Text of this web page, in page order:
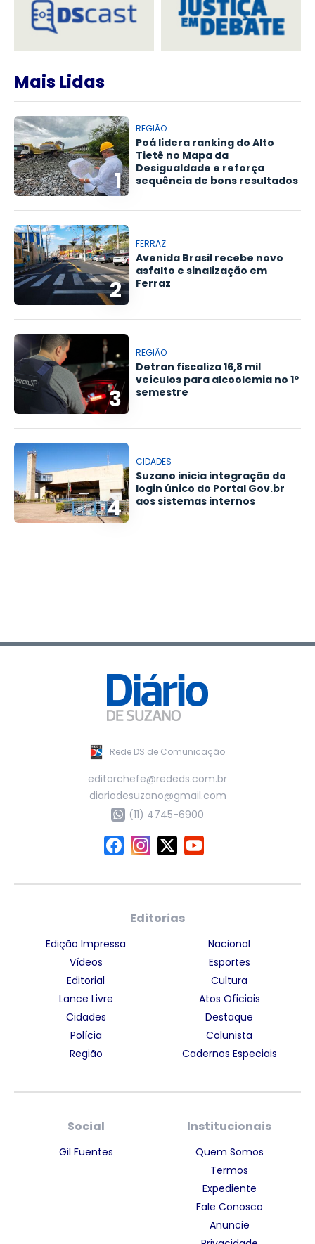
Mais Lidas
1
REGIÃO
Poá lidera ranking do Alto
Tietê no Mapa da
Desigualdade e reforça
sequência de bons resultados
2
FERRAZ
Avenida Brasil recebe novo
asfalto e sinalização em
Ferraz
3
REGIÃO
Detran fiscaliza 16,8 mil
veículos para alcoolemia no 1º
semestre
4
CIDADES
Suzano inicia integração do
login único do Portal Gov.br
aos sistemas internos
Rede DS de Comunicação
editorchefe@rededs.com.br
diariodesuzano@gmail.com
(11) 4745-6900
Editorias
Edição Impressa
Vídeos
Editorial
Lance Livre
Cidades
Polícia
Região
Nacional
Esportes
Cultura
Atos Oficiais
Destaque
Colunista
Cadernos Especiais
Social
Gil Fuentes
Institucionais
Quem Somos
Termos
Expediente
Fale Conosco
Anuncie